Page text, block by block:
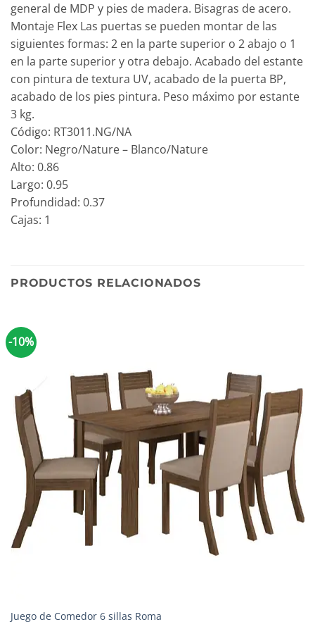
general de MDP y pies de madera. Bisagras de acero.
Montaje Flex Las puertas se pueden montar de las
siguientes formas: 2 en la parte superior o 2 abajo o 1
en la parte superior y otra debajo. Acabado del estante
con pintura de textura UV, acabado de la puerta BP,
acabado de los pies pintura. Peso máximo por estante
3 kg.
Código: RT3011.NG/NA
Color: Negro/Nature – Blanco/Nature
Alto: 0.86
Largo: 0.95
Profundidad: 0.37
Cajas: 1
PRODUCTOS RELACIONADOS
-10%
Juego de Comedor 6 sillas Roma